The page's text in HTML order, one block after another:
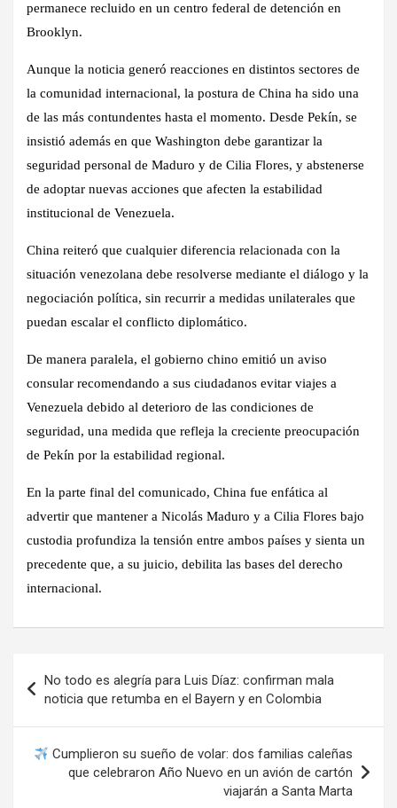
permanece recluido en un centro federal de detención en
Brooklyn.
Aunque la noticia generó reacciones en distintos sectores de
la comunidad internacional, la postura de China ha sido una
de las más contundentes hasta el momento. Desde Pekín, se
insistió además en que Washington debe garantizar la
seguridad personal de Maduro y de Cilia Flores, y abstenerse
de adoptar nuevas acciones que afecten la estabilidad
institucional de Venezuela.
China reiteró que cualquier diferencia relacionada con la
situación venezolana debe resolverse mediante el diálogo y la
negociación política, sin recurrir a medidas unilaterales que
puedan escalar el conflicto diplomático.
De manera paralela, el gobierno chino emitió un aviso
consular recomendando a sus ciudadanos evitar viajes a
Venezuela debido al deterioro de las condiciones de
seguridad, una medida que refleja la creciente preocupación
de Pekín por la estabilidad regional.
En la parte final del comunicado, China fue enfática al
advertir que mantener a Nicolás Maduro y a Cilia Flores bajo
custodia profundiza la tensión entre ambos países y sienta un
precedente que, a su juicio, debilita las bases del derecho
internacional.
de
entradas
No todo es alegría para Luis Díaz: confirman mala
noticia que retumba en el Bayern y en Colombia
Cumplieron su sueño de volar: dos familias caleñas
que celebraron Año Nuevo en un avión de cartón
viajarán a Santa Marta